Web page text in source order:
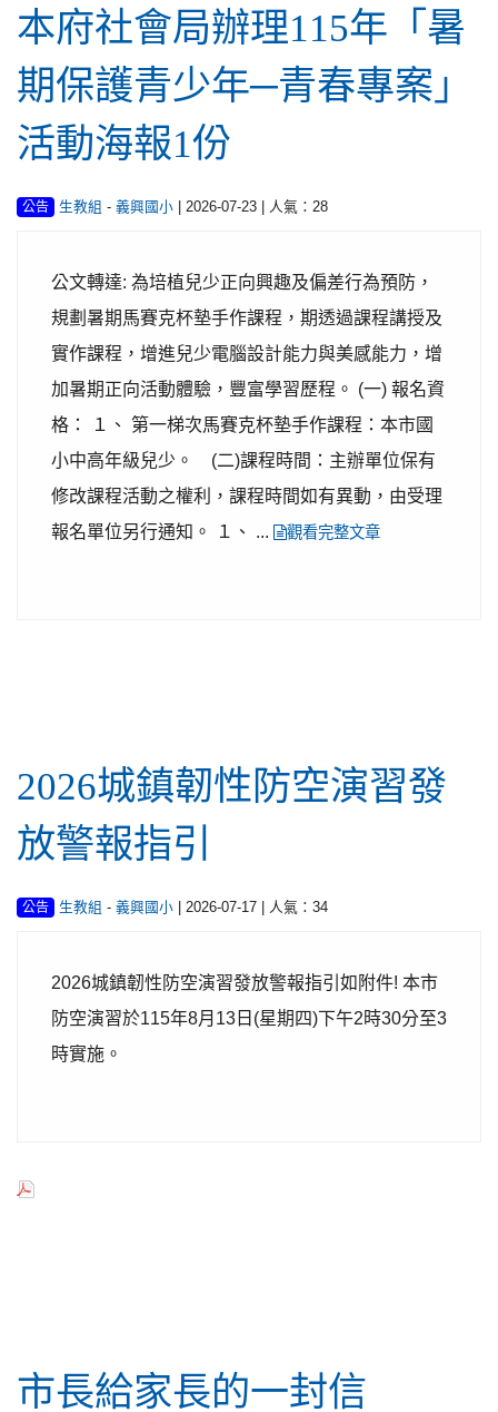
本府社會局辦理115年「暑
期保護青少年─青春專案」
活動海報1份
公告 生教組 - 義興國小| 2026-07-23 | 人氣：28
公文轉達: 為培植兒少正向興趣及偏差行為預防，
規劃暑期馬賽克杯墊手作課程，期透過課程講授及
實作課程，增進兒少電腦設計能力與美感能力，增
加暑期正向活動體驗，豐富學習歷程。 (一) 報名資
格： １、 第一梯次馬賽克杯墊手作課程：本市國
小中高年級兒少。 (二)課程時間：主辦單位保有
修改課程活動之權利，課程時間如有異動，由受理
報名單位另行通知。 １、 ...
觀看完整文章
2026城鎮韌性防空演習發
放警報指引
公告 生教組 - 義興國小| 2026-07-17 | 人氣：34
2026城鎮韌性防空演習發放警報指引如附件! 本市
防空演習於115年8月13日(星期四)下午2時30分至3
時實施。
市長給家長的一封信